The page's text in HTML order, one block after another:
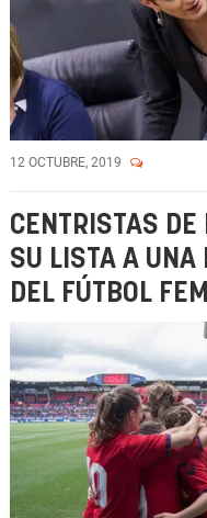
12 OCTUBRE, 2019
CENTRISTAS
SU LISTA A UNA
DEL FÚTBOL